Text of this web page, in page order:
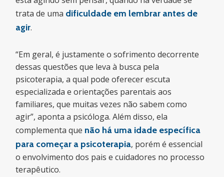
trata de uma dificuldade em lembrar antes de
agir.
“Em geral, é justamente o sofrimento decorrente
dessas questões que leva à busca pela
psicoterapia, a qual pode oferecer escuta
especializada e orientações parentais aos
familiares, que muitas vezes não sabem como
agir”, aponta a psicóloga. Além disso, ela
complementa que não há uma idade específica
para começar a psicoterapia, porém é essencial
o envolvimento dos pais e cuidadores no processo
terapêutico.